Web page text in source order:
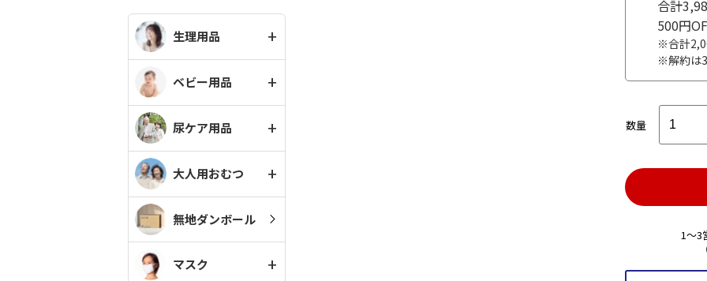
生理用品
ベビー用品
尿ケア用品
大人用おむつ
無地ダンボール
マスク
合計
500円
※合計
※解約は
数量
1～3